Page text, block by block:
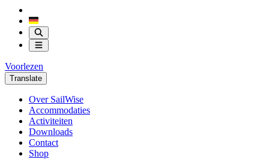
Voorlezen
Translate
Over SailWise
Accommodaties
Activiteiten
Downloads
Contact
Shop